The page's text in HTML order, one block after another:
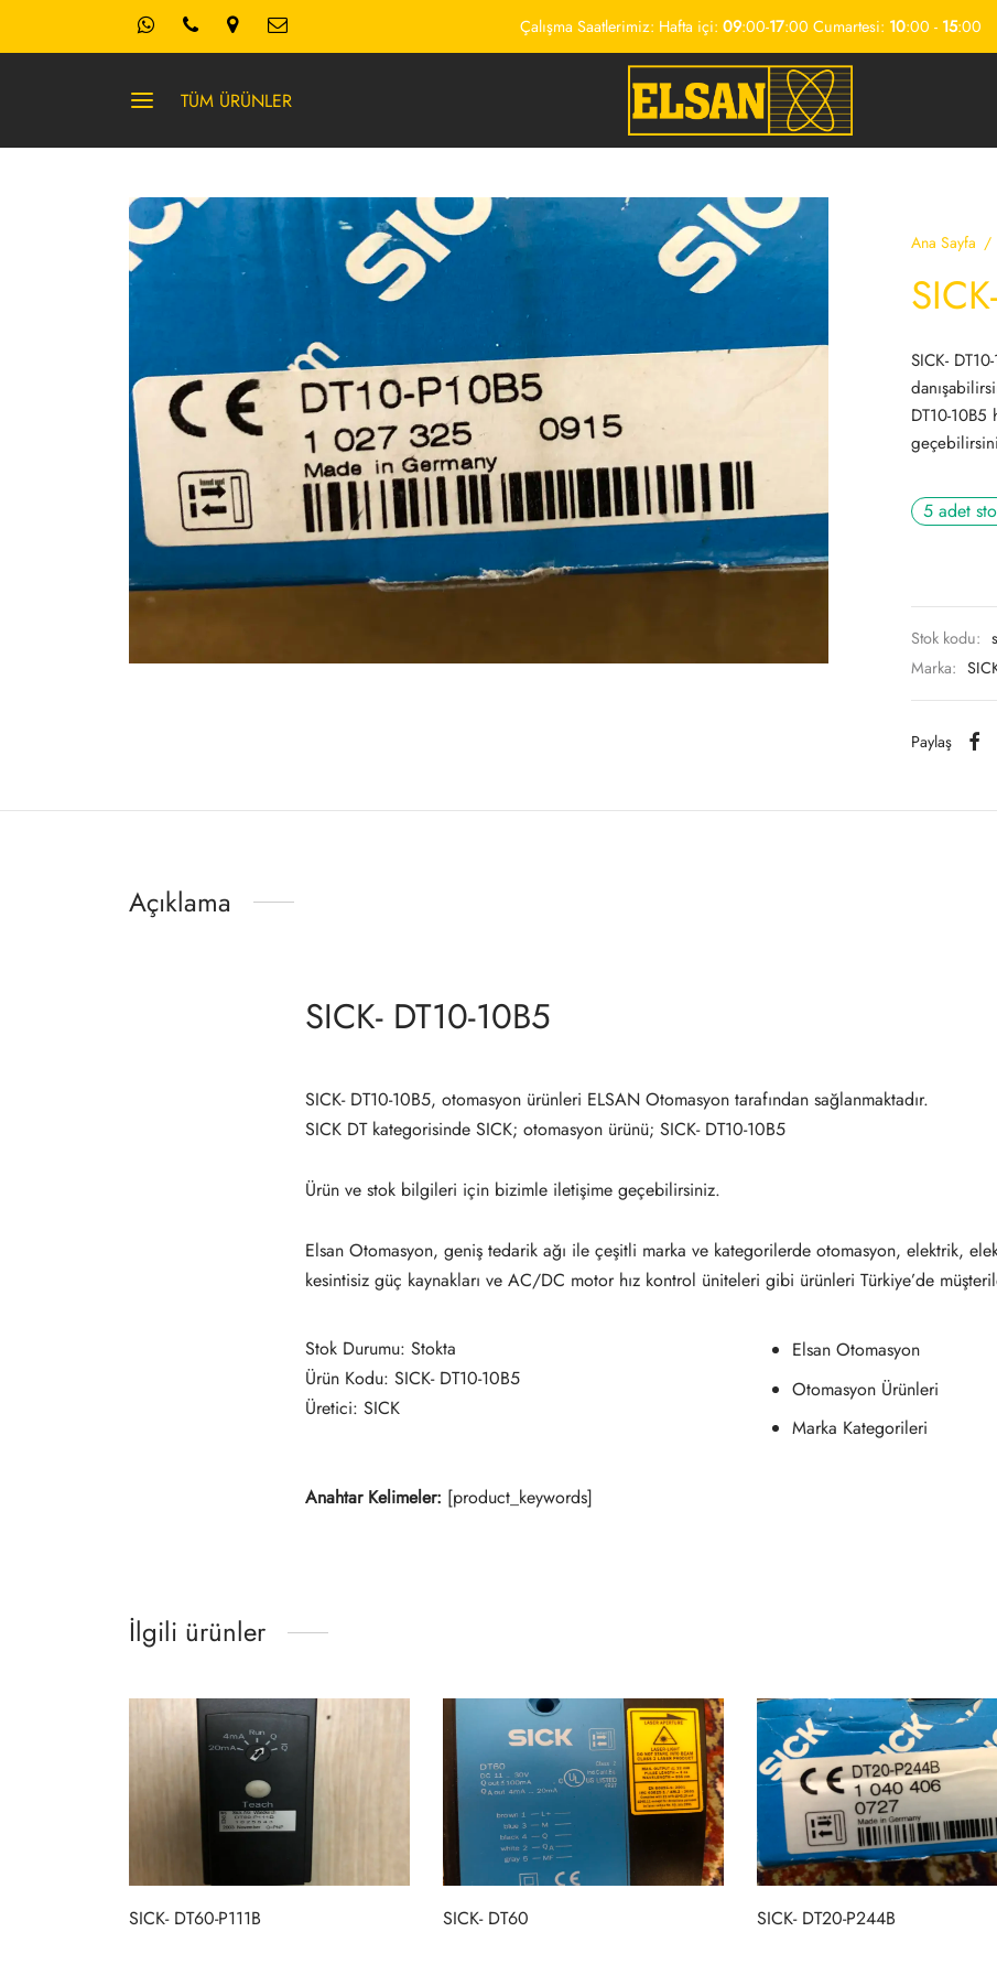
Çalışma Saatlerimiz: Hafta içi: 09:00-17:00 Cumartesi: 10:00 - 15:00
TÜM ÜRÜNLER
Ana Sayfa /
SICK-
DT10-
5 adet
Stok kodu:
Marka:
Paylaş
Açıklama
SICK- DT10-10B5
SICK- DT10-10B5, otomasyon ürünleri ELSAN Otomasyon tarafından sağlanmaktadır.
SICK DT kategorisinde SICK; otomasyon ürünü; SICK- DT10-10B5
Ürün ve stok bilgileri için bizimle iletişime geçebilirsiniz.
Elsan Otomasyon, geniş tedarik ağı ile çeşitli marka ve kategorilerde otomasyon, elektrik,
kesintisiz güç kaynakları ve AC/DC motor hız kontrol üniteleri gibi ürünleri Türkiye’de
Stok Durumu: Stokta
Ürün Kodu: SICK- DT10-10B5
Üretici: SICK
Elsan Otomasyon
Otomasyon Ürünleri
Marka Kategorileri
Anahtar Kelimeler: [product_keywords]
İlgili ürünler
SICK- DT60-P111B SICK- DT60 SICK- DT20-P244B